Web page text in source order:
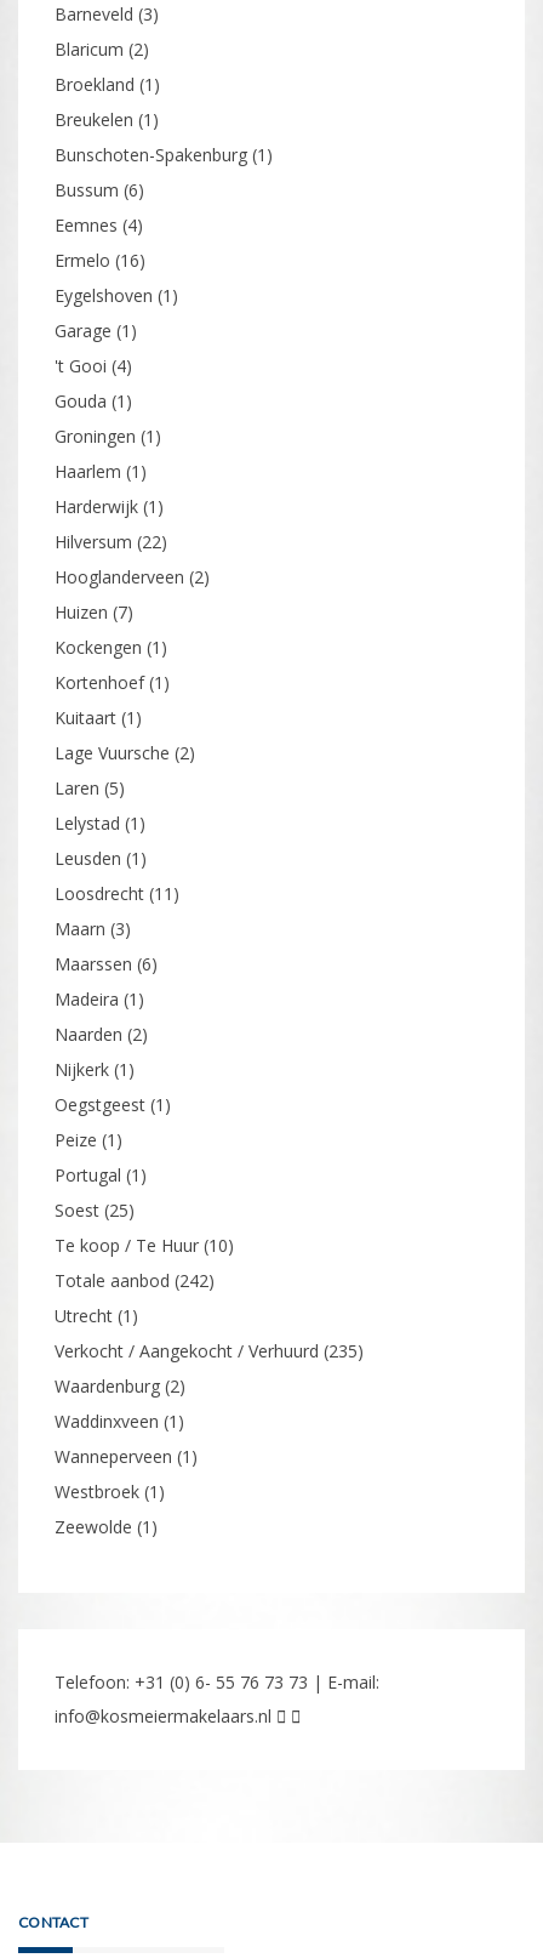
Barneveld (3)
Blaricum (2)
Broekland (1)
Breukelen (1)
Bunschoten-Spakenburg (1)
Bussum (6)
Eemnes (4)
Ermelo (16)
Eygelshoven (1)
Garage (1)
't Gooi (4)
Gouda (1)
Groningen (1)
Haarlem (1)
Harderwijk (1)
Hilversum (22)
Hooglanderveen (2)
Huizen (7)
Kockengen (1)
Kortenhoef(1)
Kuitaart (1)
Lage Vuursche (2)
Laren (5)
Lelystad (1)
Leusden (1)
Loosdrecht (11)
Maarn (3)
Maarssen (6)
Madeira (1)
Naarden (2)
Nijkerk (1)
Oegstgeest (1)
Peize (1)
Portugal (1)
Soest (25)
Te koop / Te Huur (10)
Totale aanbod (242)
Utrecht (1)
Verkocht / Aangekocht / Verhuurd (235)
Waardenburg (2)
Waddinxveen (1)
Wanneperveen (1)
Westbroek (1)
Zeewolde (1)
Telefoon: +31 (0) 6- 55 76 73 73 | E-mail:
info@kosmeiermakelaars.nl
CONTACT